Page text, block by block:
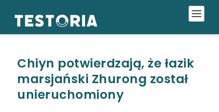
Chiyn potwierdzają, że łazik
marsjański Zhurong został
unieruchomiony